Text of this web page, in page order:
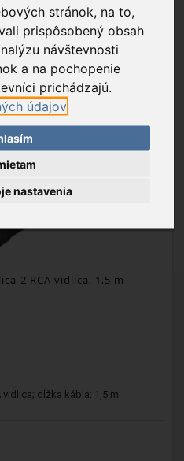
stránok, na to,
prispôsobený obsah
návštevnosti
a na pochopenie
prichádzajú.
údajov
nastavenia
DO KOŠÍKA
2 RCA vidlica, 1,5 m
vidlica; dĺžka kábla: 1,5 m